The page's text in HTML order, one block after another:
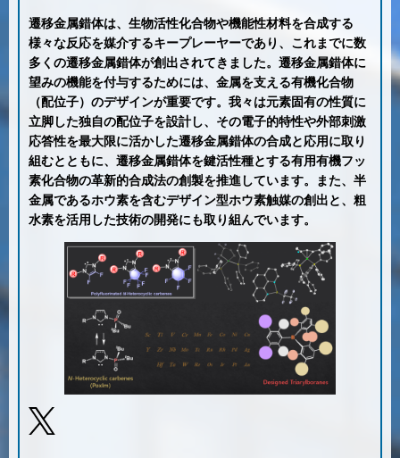
遷移金属錯体は、生物活性化合物や機能性材料を合成する
様々な反応を媒介するキープレーヤーであり、これまでに数
多くの遷移金属錯体が創出されてきました。遷移金属錯体に
望みの機能を付与するためには、金属を支える有機化合物
（配位子）のデザインが重要です。我々は元素固有の性質に
立脚した独自の配位子を設計し、その電子的特性や外部刺激
応答性を最大限に活かした遷移金属錯体の合成と応用に取り
組むとともに、遷移金属錯体を鍵活性種とする有用有機フッ
素化合物の革新的合成法の創製を推進しています。また、半
金属であるホウ素を含むデザイン型ホウ素触媒の創出と、粗
水素を活用した技術の開発にも取り組んでいます。